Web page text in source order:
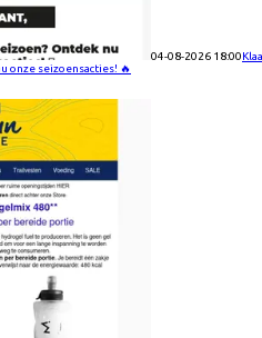
04-08-2026 18:00
onze seizoensacties! 🔥